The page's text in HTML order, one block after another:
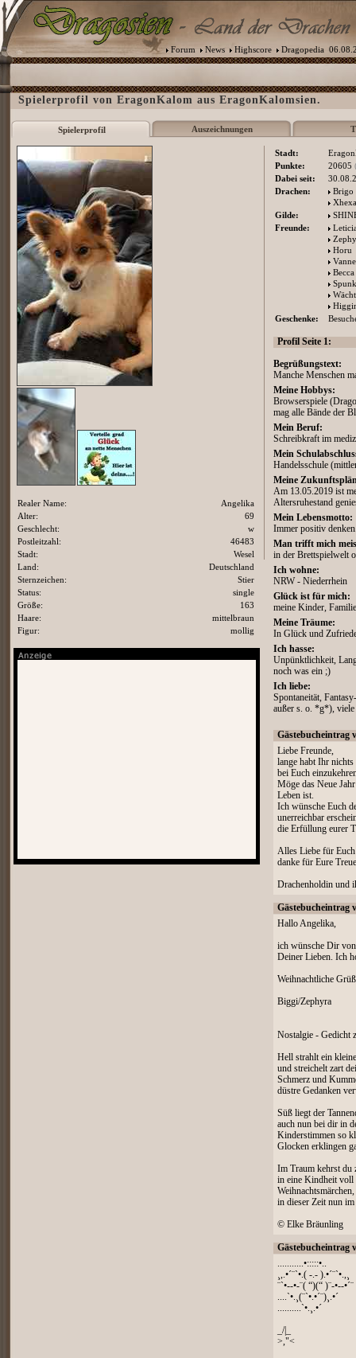
Forum News Highscore Dragopedia
Spielerprofil von EragonKalom aus EragonKalomsien.
Spielerprofil Auszeichnungen
Stadt:
Punkte:
20605
Dabei seit:
Drachen:
Brigo
Gilde:
Freunde:
Horu
Becca
Geschenke:
Profil Seite 1:
Begrüßungstext:
Manche Menschen
Meine Hobbys:
Browserspiele
mag alle Bände der
Mein Beruf:
Schreibkraft im
Mein
Handelsschule
Meine
Am 13.05.2019 ist
Altersruhestand
Mein Lebensmotto:
Immer positiv
Man trifft mich
in der Brettspielwelt
Ich wohne:
NRW - Niederrhein
Glück ist für mich:
meine Kinder, Familie
Meine Träume:
In Glück und
Ich hasse:
Unpünktlichkeit,
noch was ein ;)
Ich liebe:
Spontaneität,
außer s. o. *g*),
Gästebucheintrag
Liebe Freunde,
lange habt Ihr
bei Euch
Möge das Neue
Leben ist.
Ich wünsche Euch
unerreichbar
die Erfüllung eurer
Alles Liebe für
danke für Eure
Drachenholdin und
Gästebucheintrag
Hallo Angelika,
ich wünsche Dir
Deiner Lieben. Ich
Weihnachtliche
Biggi/Zephyra
Nostalgie - Gedicht
Hell strahlt ein
und streichelt zart
Schmerz und
düstre Gedanken
Süß liegt der
auch nun bei dir in
Kinderstimmen so
Glocken erklingen
Im Traum kehrst du
in eine Kindheit voll
in dieser Zeit nun im
© Elke Bräunling
Gästebucheintrag
...........•:::::•..
¸,.•´¨`•.( -.- ).•´¨`•.,¸
¨`•--•-¨( “)(“ )¨-•--•´¨
....`•.¸(¨`•.•´¨)¸.•´
..........`•.¸.•´
_/|_
>,"<
Realer Name:
Angelika
Alter:
69
Geschlecht:
w
Postleitzahl:
46483
Stadt:
Wesel
Land:
Deutschland
Sternzeichen:
Stier
Status:
single
Größe:
163
Haare:
mittelbraun
Figur:
mollig